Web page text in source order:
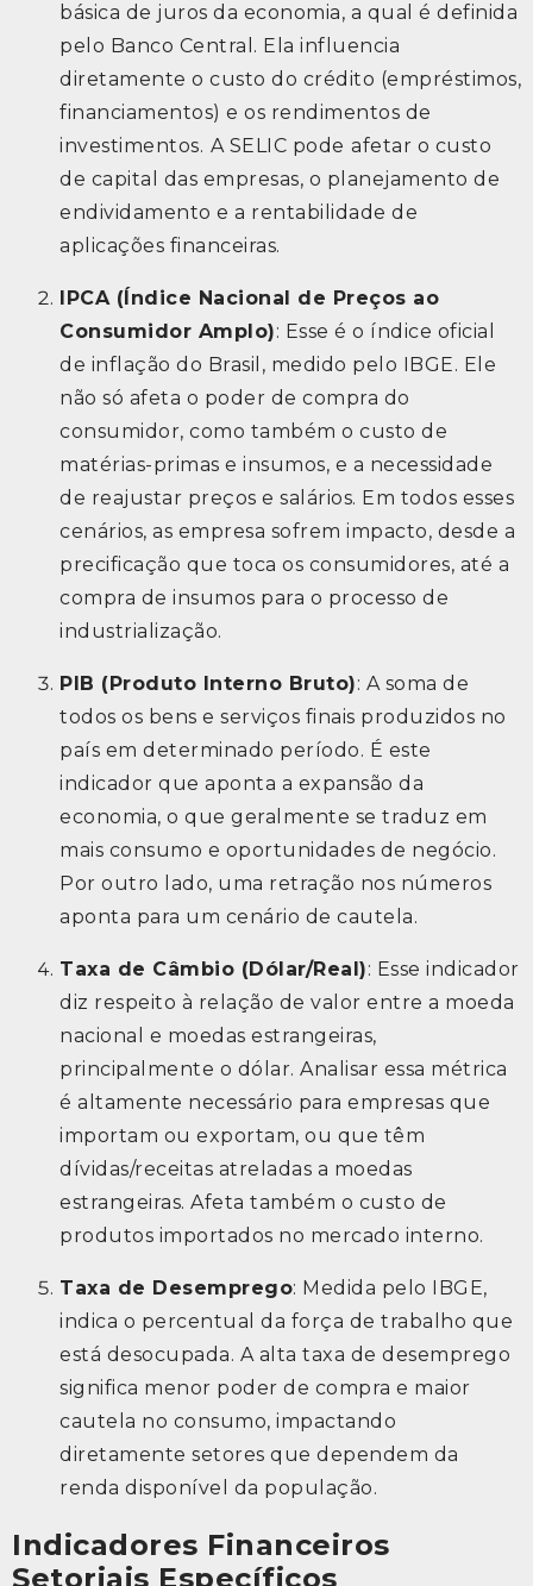
básica de juros da economia, a qual é definida
pelo Banco Central. Ela influencia
diretamente o custo do crédito (empréstimos,
financiamentos) e os rendimentos de
investimentos. A SELIC pode afetar o custo
de capital das empresas, o planejamento de
endividamento e a rentabilidade de
aplicações financeiras.
IPCA (Índice Nacional de Preços ao
Consumidor Amplo): Esse é o índice oficial
de inflação do Brasil, medido pelo IBGE. Ele
não só afeta o poder de compra do
consumidor, como também o custo de
matérias-primas e insumos, e a necessidade
de reajustar preços e salários. Em todos esses
cenários, as empresa sofrem impacto, desde a
precificação que toca os consumidores, até a
compra de insumos para o processo de
industrialização.
PIB (Produto Interno Bruto): A soma de
todos os bens e serviços finais produzidos no
país em determinado período. É este
indicador que aponta a expansão da
economia, o que geralmente se traduz em
mais consumo e oportunidades de negócio.
Por outro lado, uma retração nos números
aponta para um cenário de cautela.
Taxa de Câmbio (Dólar/Real): Esse indicador
diz respeito à relação de valor entre a moeda
nacional e moedas estrangeiras,
principalmente o dólar. Analisar essa métrica
é altamente necessário para empresas que
importam ou exportam, ou que têm
dívidas/receitas atreladas a moedas
estrangeiras. Afeta também o custo de
produtos importados no mercado interno.
Taxa de Desemprego: Medida pelo IBGE,
indica o percentual da força de trabalho que
está desocupada. A alta taxa de desemprego
significa menor poder de compra e maior
cautela no consumo, impactando
diretamente setores que dependem da
renda disponível da população.
Indicadores Financeiros
Setoriais Específicos